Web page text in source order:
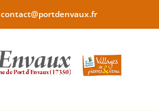
contact@portdenvaux.fr